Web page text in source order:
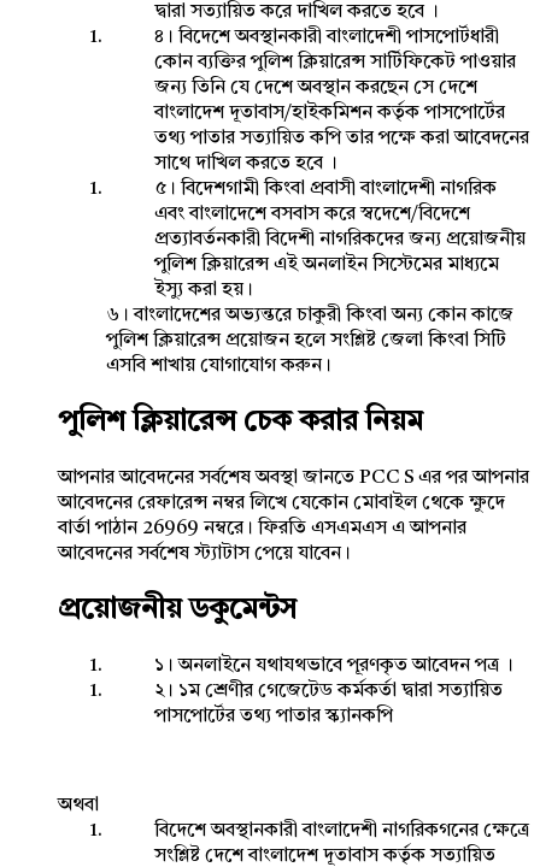
দ্বারা সত্যায়িত করে দাখিল করতে হবে ।
৪। বিদেশে অবস্থানকারী বাংলাদেশী পাসপোর্টধারী
কোন ব্যক্তির পুলিশ ক্লিয়ারেন্স সার্টিফিকেট পাওয়ার
জন্য তিনি যে দেশে অবস্থান করছেন সে দেশে
বাংলাদেশ দূতাবাস/হাইকমিশন কর্তৃক পাসপোর্টের
তথ্য পাতার সত্যায়িত কপি তার পক্ষে করা আবেদনের
সাথে দাখিল করতে হবে ।
৫। বিদেশগামী কিংবা প্রবাসী বাংলাদেশী নাগরিক
এবং বাংলাদেশে বসবাস করে স্বদেশে/বিদেশে
প্রত্যাবর্তনকারী বিদেশী নাগরিকদের জন্য প্রয়োজনীয়
পুলিশ ক্লিয়ারেন্স এই অনলাইন সিস্টেমের মাধ্যমে
ইস্যু করা হয়।
৬। বাংলাদেশের অভ্যন্তরে চাকুরী কিংবা অন্য কোন কাজে
পুলিশ ক্লিয়ারেন্স প্রয়োজন হলে সংশ্লিষ্ট জেলা কিংবা সিটি
এসবি শাখায় যোগাযোগ করুন।
পুলিশ ক্লিয়ারেন্স চেক করার নিয়ম
আপনার আবেদনের সর্বশেষ অবস্থা জানতে PCC S এর পর আপনার
আবেদনের রেফারেন্স নম্বর লিখে যেকোন মোবাইল থেকে ক্ষুদে
বার্তা পাঠান 26969 নম্বরে। ফিরতি এসএমএস এ আপনার
আবেদনের সর্বশেষ স্ট্যাটাস পেয়ে যাবেন।
প্রয়োজনীয় ডকুমেন্টস
১। অনলাইনে যথাযথভাবে পূরণকৃত আবেদন পত্র ।
২। ১ম শ্রেণীর গেজেটেড কর্মকর্তা দ্বারা সত্যায়িত
পাসপোর্টের তথ্য পাতার স্ক্যানকপি
অথবা
বিদেশে অবস্থানকারী বাংলাদেশী নাগরিকগনের ক্ষেত্রে
সংশ্লিষ্ট দেশে বাংলাদেশ দূতাবাস কর্তৃক সত্যায়িত